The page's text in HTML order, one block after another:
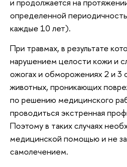
и продолжается на
определенной
каждые 10 лет).
При травмах, в результате
нарушением целости кожи и
ожогах и обморожениях 2 и 3
животных, проникающих
по решению медицинского
проводиться экстренная
Поэтому в таких случаях
медицинской помощью и не
самолечением.